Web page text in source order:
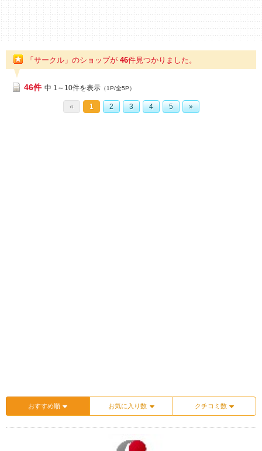
「サークル」のショップが 46件見つかりました。
46件 中 1～10件を表示 （1P/全5P）
« 1 2 3 4 5 »
おすすめ順 お気に入り数 クチコミ数